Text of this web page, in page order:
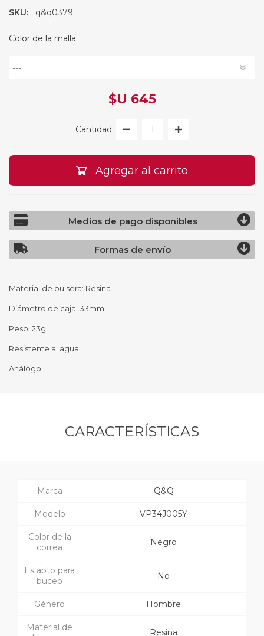
SKU: q&q0379
Color de la malla
$U 645
Cantidad:
Agregar al carrito
Medios de pago disponibles
Formas de envío
Material de pulsera: Resina
Diámetro de caja: 33mm
Peso: 23g
Resistente al agua
Análogo
CARACTERÍSTICAS
Marca Q&Q
Modelo VP34J005Y
Color de la
correa
Negro
Es apto para
buceo
No
Género Hombre
Material de
Resina